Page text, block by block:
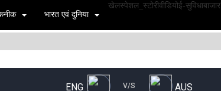
भारत एवं दुनिया
खेलस्पेशल_स्टोरीवीडियोई-सुविधाबाजार